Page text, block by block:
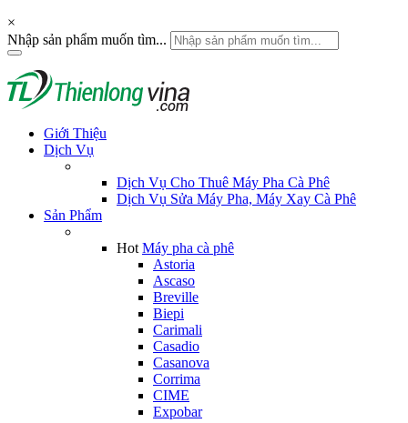
×
Nhập sản phẩm muốn tìm...
Giới Thiệu
Dịch Vụ
Dịch Vụ Cho Thuê Máy Pha Cà Phê
Dịch Vụ Sửa Máy Pha, Máy Xay Cà Phê
Sản Phẩm
Hot Máy pha cà phê
Astoria
Ascaso
Breville
Biepi
Carimali
Casadio
Casanova
Corrima
CIME
Expobar